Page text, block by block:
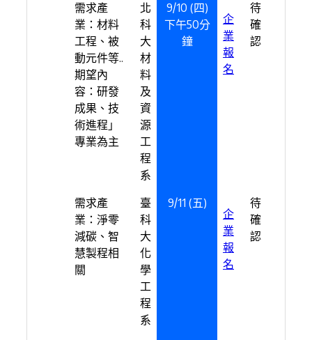
需求產
業：材料
工程、被
動元件等..
期望內
容：研發
成果、技
術進程」
專業為主
北
科
大
材
料
及
資
源
工
程
系
9/10 (四)
下午50分
鐘
企
業
報
名
待
確
認
需求產
業：淨零
減碳、智
慧製程相
關
臺
科
大
化
學
工
程
系
9/11 (五)
企
業
報
名
待
確
認